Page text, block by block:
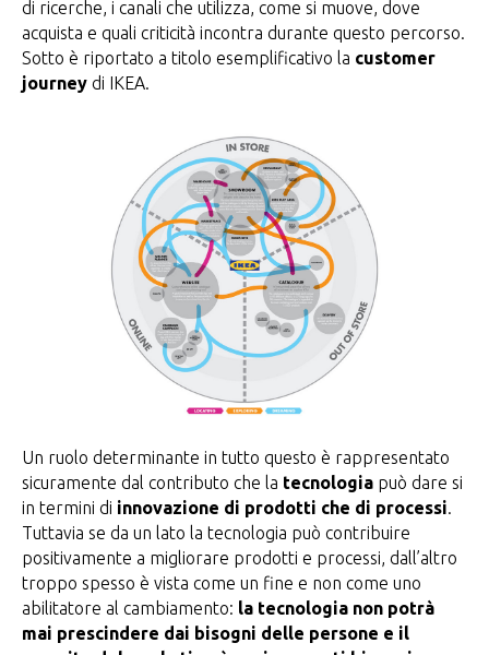
di ricerche, i canali che utilizza, come si muove, dove
acquista e quali criticità incontra durante questo percorso.
Sotto è riportato a titolo esemplificativo la customer
journey di IKEA.
Un ruolo determinante in tutto questo è rappresentato
sicuramente dal contributo che la tecnologia può dare si
in termini di innovazione di prodotti che di processi.
Tuttavia se da un lato la tecnologia può contribuire
positivamente a migliorare prodotti e processi, dall’altro
troppo spesso è vista come un fine e non come uno
abilitatore al cambiamento: la tecnologia non potrà
mai prescindere dai bisogni delle persone e il